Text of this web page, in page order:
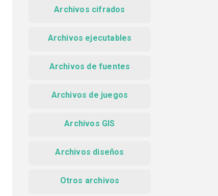
Archivos cifrados
Archivos ejecutables
Archivos de fuentes
Archivos de juegos
Archivos GIS
Archivos diseños
Otros archivos